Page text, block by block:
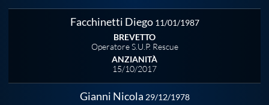
Flash News
Galleria fotografica
Videogallery
Facchinetti Diego 11/01/1987
BREVETTO
Operatore S.U.P. Rescue
ANZIANITÀ
15/10/2017
Gianni Nicola 29/12/1978